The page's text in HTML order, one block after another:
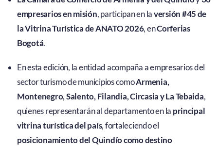
empresarios en misión, participan en laversión #45 de
la Vitrina Turística de ANATO 2026, enCorferias
Bogotá.
En esta edición, la entidad acompaña a empresarios del
sector turismo de municipios comoArmenia,
Montenegro, Salento, Filandia, Circasia y La Tebaida,
quienes representarán al departamento en la principal
vitrina turística del país, fortaleciendo el
posicionamiento del Quindío como destino